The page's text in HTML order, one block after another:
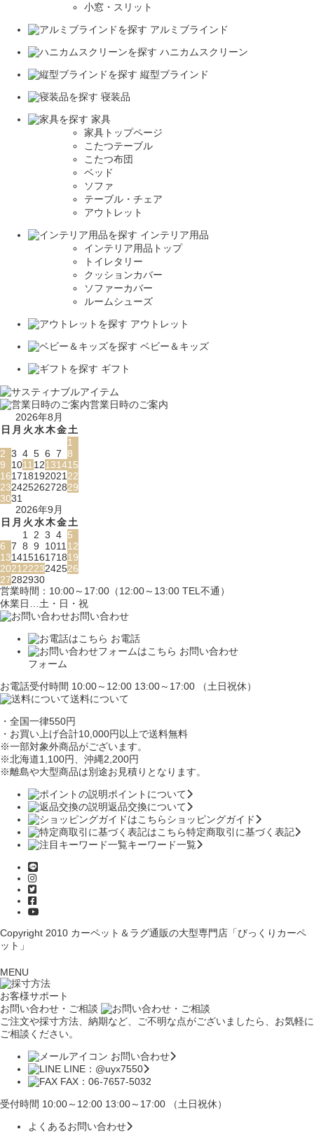
小窓・スリット
アルミブラインド
ハニカムスクリーン
縦型ブラインド
寝装品
家具
家具トップページ
こたつテーブル
こたつ布団
ベッド
ソファ
テーブル・チェア
アウトレット
インテリア用品
インテリア用品トップ
トイレタリー
クッションカバー
ソファーカバー
ルームシューズ
アウトレット
ベビー＆キッズ
ギフト
営業日時のご案内
2026年8月
日 月 火水木金土
1
2 3 4 5 6 7 8
9
1011 12131415
161718192021 22
23242526272829
3031
2026年9月
日 月 火水木金土
1
2 3 4 5
6 7 8 9 1011 12
13141516171819
2021 2223242526
27282930
営業時間：10:00～17:00（12:00～13:00 TEL不通）
休業日…土・日・祝
お問い合わせ
お電話
お問い合わせ
フォーム
お電話受付時間 10:00～12:00 13:00～17:00 （土日祝休）
送料について
・全国一律550円
・お買い上げ合計10,000円 以上で送料無料
※一部対象外商品がございます。
※北海道1,100円
、沖縄2,200円
※離島や大型商品は別途お見積りとなります。
ポイントについて
返品交換について
ショッピングガイド
特定商取引に基づく表記
キーワード一覧
Copyright 2010 カーペット＆ラグ通販の大型専門店「びっくりカーペ
ット」
MENU
お客様サポート
お問い合わせ・ご相談
ご注文や採寸方法、納期など、ご不明な点がございましたら、お気軽に
ご相談ください。
お問い合わせ
LINE：@uyx7550
FAX：06-7657-5032
受付時間 10:00～12:00 13:00～17:00 （土日祝休）
よくあるお問い合わせ